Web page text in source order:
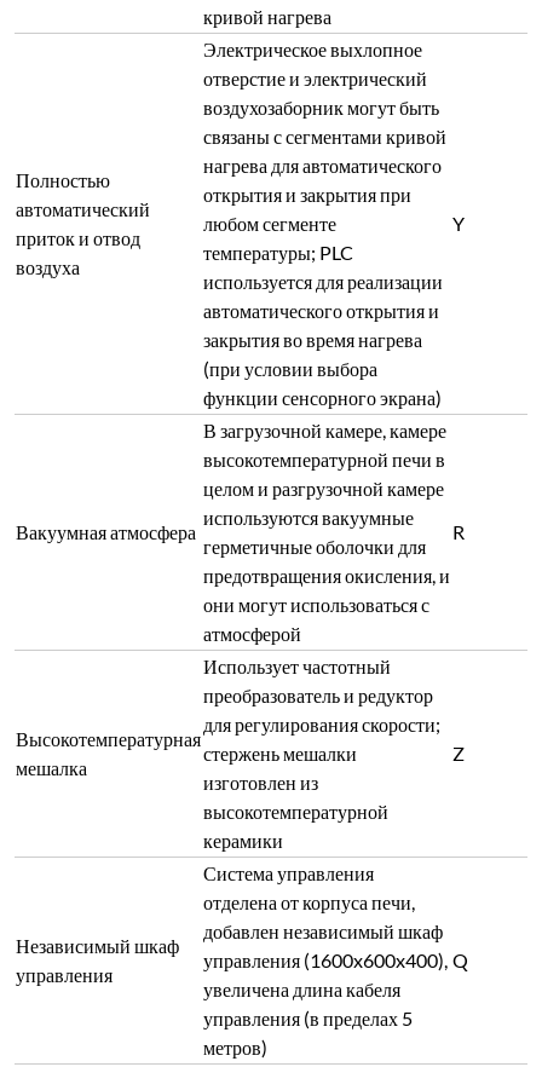
кривой нагрева
Полностью
автоматический
приток и отвод
воздуха
Электрическое выхлопное
отверстие и электрический
воздухозаборник могут быть
связаны с сегментами кривой
нагрева для автоматического
открытия и закрытия при
любом сегменте
температуры; PLC
используется для реализации
автоматического открытия и
закрытия во время нагрева
(при условии выбора
функции сенсорного экрана)
Y
Вакуумная атмосфера
В загрузочной камере, камере
высокотемпературной печи в
целом и разгрузочной камере
используются вакуумные
герметичные оболочки для
предотвращения окисления, и
они могут использоваться с
атмосферой
R
Высокотемпературная
мешалка
Использует частотный
преобразователь и редуктор
для регулирования скорости;
стержень мешалки
изготовлен из
высокотемпературной
керамики
Z
Независимый шкаф
управления
Система управления
отделена от корпуса печи,
добавлен независимый шкаф
управления (1600x600x400),
увеличена длина кабеля
управления (в пределах 5
метров)
Q